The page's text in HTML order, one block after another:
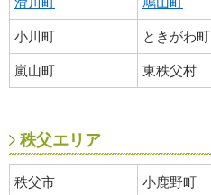
小川町 ときがわ町
嵐山町 東秩父村
秩父エリア
秩父市 小鹿野町